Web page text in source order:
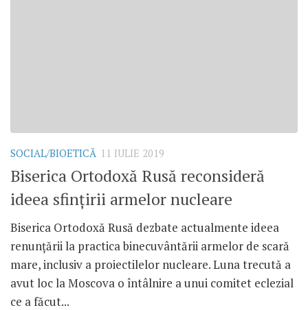
SOCIAL/BIOETICĂ 11 IULIE 2019
Biserica Ortodoxă Rusă reconsideră
ideea sfințirii armelor nucleare
Biserica Ortodoxă Rusă dezbate actualmente ideea
renunțării la practica binecuvântării armelor de scară
mare, inclusiv a proiectilelor nucleare. Luna trecută a
avut loc la Moscova o întâlnire a unui comitet eclezial
ce a făcut...